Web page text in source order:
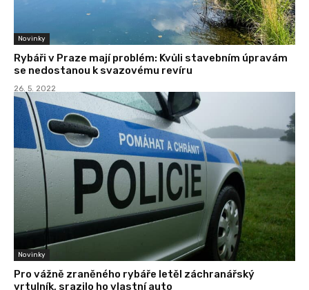
Novinky
Rybáři v Praze mají problém: Kvůli stavebním úpravám
se nedostanou k svazovému revíru
26. 5. 2022
Novinky
Pro vážně zraněného rybáře letěl záchranářský
vrtulník, srazilo ho vlastní auto